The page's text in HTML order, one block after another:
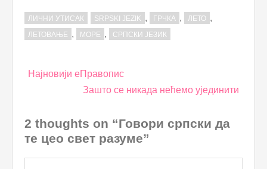
ЛИЧНИ УТИСАК SRPSKI JEZIK , ГРЧКА , ЛЕТО ,
ЛЕТОВАЊЕ , МОРЕ , СРПСКИ ЈЕЗИК
Post
navigation
Најновији еПравопис
Зашто се никада нећемо ујединити
2 thoughts on “Говори српски да
те цео свет разуме”